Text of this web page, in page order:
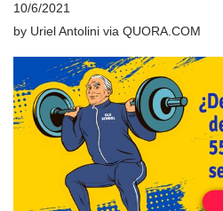
10/6/2021
by Uriel Antolini via QUORA.COM